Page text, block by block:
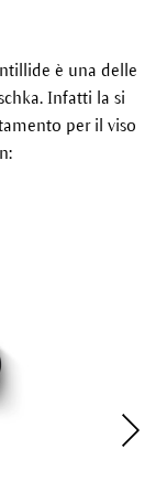
è una delle
Infatti la si
per il viso